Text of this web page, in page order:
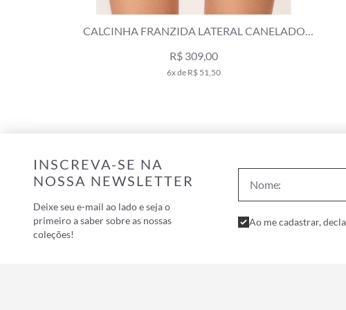
CALCINHA LATERAL FINA MINI MIRACLE UP
R$ 349,00
6x de R$ 58,17
INSCREVA-SE NA
NOSSA NEWSLETTER
Deixe seu e-mail ao lado e seja o
primeiro a saber sobre as nossas
coleções!
Ao me cadastrar,